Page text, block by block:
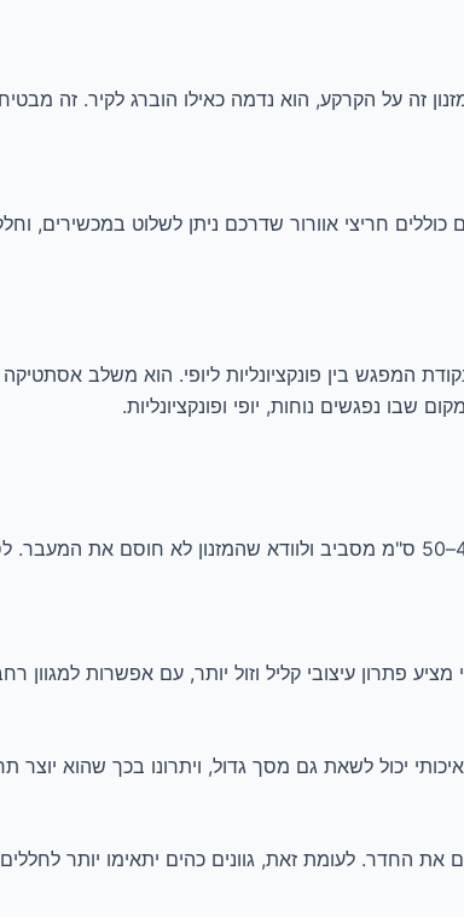
זה על הקרקע, הוא נדמה כאילו הוברג לקיר. זה
כוללים חריצי אוורור שדרכם ניתן לשלוט
המפגש בין פונקציונליות ליופי. הוא משלב
שבו נפגשים נוחות, יופי ופונקציונליות.
כדי לבחור מזנון נכון חשוב למדוד את החלל מראש, להשאיר מרווחי תנועה של 40–50 ס"מ
יכול לשאת גם מסך גדול, ויתרונו בכך שהוא יוצר
החדר. לעומת זאת, גוונים כהים יתאימו יותר לחללים